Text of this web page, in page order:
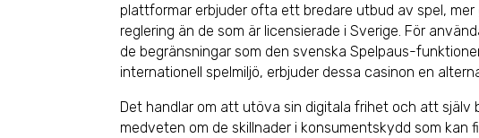
plattformar erbjuder ofta ett bredare utbud av spel,
reglering än de som är licensierade i Sverige. För
de begränsningar som den svenska Spelpaus-
internationell spelmiljö, erbjuder dessa casinon en
Det handlar om att utöva sin digitala frihet och att själv
medveten om de skillnader i konsumentskydd som kan